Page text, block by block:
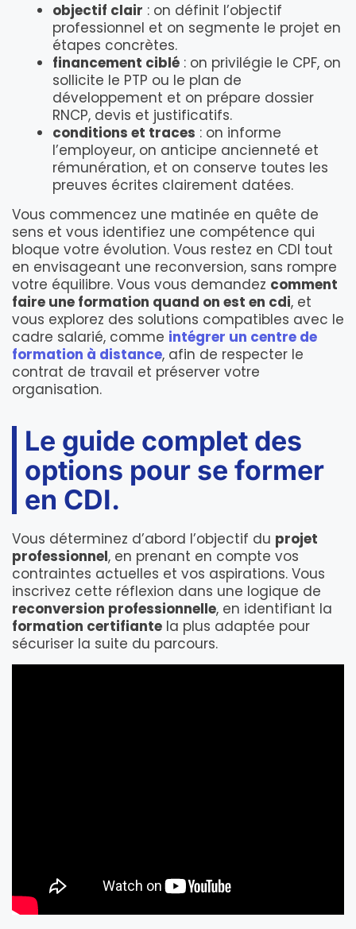
objectif clair : on définit l’objectif
professionnel et on segmente le projet en
étapes concrètes.
financement ciblé : on privilégie le CPF, on
sollicite le PTP ou le plan de
développement et on prépare dossier
RNCP, devis et justificatifs.
conditions et traces : on informe
l’employeur, on anticipe ancienneté et
rémunération, et on conserve toutes les
preuves écrites clairement datées.
Vous commencez une matinée en quête de
sens et vous identifiez une compétence qui
bloque votre évolution. Vous restez en CDI tout
en envisageant une reconversion, sans rompre
votre équilibre. Vous vous demandez comment
faire une formation quand on est en cdi, et
vous explorez des solutions compatibles avec le
cadre salarié, comme intégrer un centre de
formation à distance, afin de respecter le
contrat de travail et préserver votre
organisation.
Le guide complet des
options pour se former
en CDI.
Vous déterminez d’abord l’objectif du projet
professionnel, en prenant en compte vos
contraintes actuelles et vos aspirations. Vous
inscrivez cette réflexion dans une logique de
reconversion professionnelle, en identifiant la
formation certifiante la plus adaptée pour
sécuriser la suite du parcours.